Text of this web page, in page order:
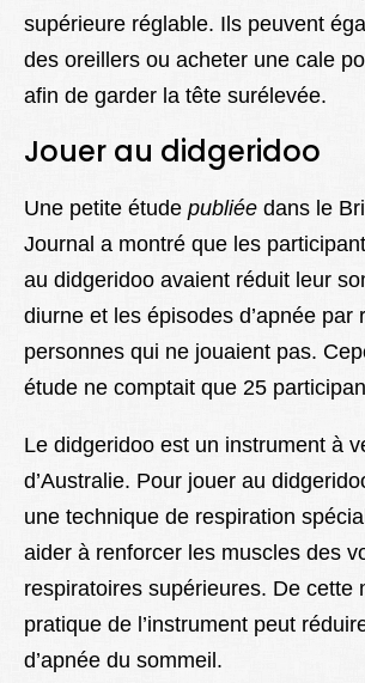
supérieure réglable. Ils peuvent
des oreillers ou acheter une cale
afin de garder la tête surélevée.
Jouer au didgeridoo
Une petite étude publiée dans le
Journal a montré que les
au didgeridoo avaient réduit leur
diurne et les épisodes d’apnée par
personnes qui ne jouaient pas.
étude ne comptait que 25
Le didgeridoo est un instrument à
d’Australie. Pour jouer au
une technique de respiration
aider à renforcer les muscles des
respiratoires supérieures. De cette
pratique de l’instrument peut
d’apnée du sommeil.